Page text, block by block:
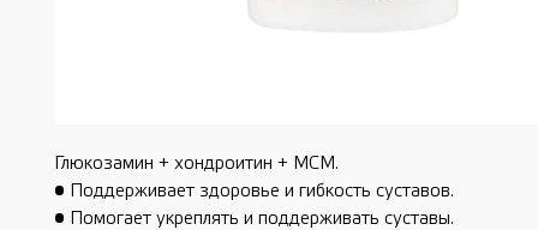
Глюкозамин + хондроитин + МСМ.
• Поддерживает здоровье и гибкость суставов.
• Помогает укреплять и поддерживать суставы.